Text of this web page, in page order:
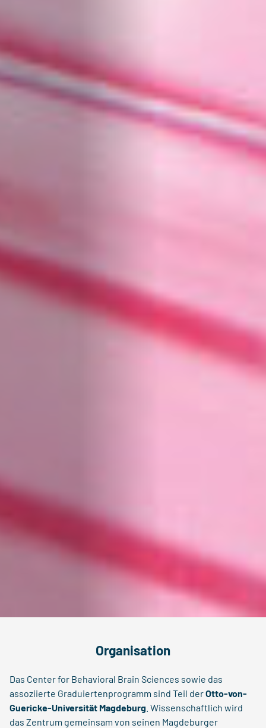
Organisation
Das Center for Behavioral Brain Sciences sowie das
assoziierte Graduiertenprogramm sind Teil derOtto-von-
Guericke-Universität Magdeburg . Wissenschaftlich wird
das Zentrum gemeinsam von seinen Magdeburger